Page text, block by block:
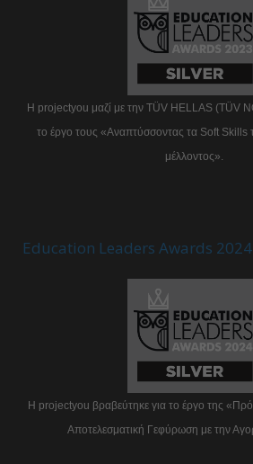
Η projectyou μαζί με την TÜV HELLAS (TÜV
το έργο τους «Αναπτύσσοντας τα Soft Skills
μέλλοντος».
Education Leaders Awards 2024
Η projectyou βραβεύτηκε για το έργο της
Αποτελεσματική Γεφύρωση με την